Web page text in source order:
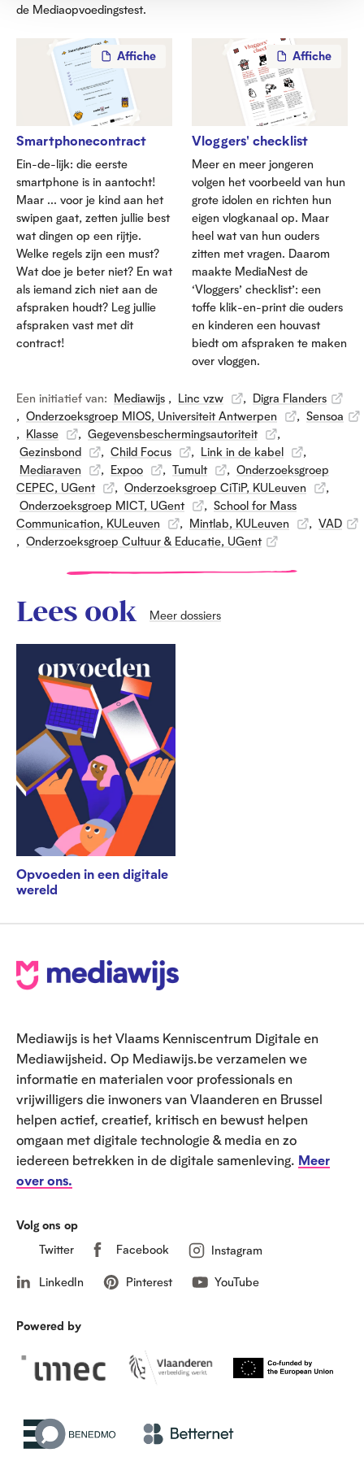
de Mediaopvoedingstest.
Affiche
Smartphonecontract
Ein-de-lijk: die eerste
smartphone is in aantocht!
Maar ... voor je kind aan het
swipen gaat, zetten jullie best
wat dingen op een rijtje.
Welke regels zijn een must?
Wat doe je beter niet? En wat
als iemand zich niet aan de
afspraken houdt? Leg jullie
afspraken vast met dit
contract!
Affiche
Vloggers' checklist
Meer en meer jongeren
volgen het voorbeeld van hun
grote idolen en richten hun
eigen vlogkanaal op. Maar
heel wat van hun ouders
zitten met vragen. Daarom
maakte MediaNest de
‘Vloggers’ checklist’: een
toffe klik-en-print die ouders
en kinderen een houvast
biedt om afspraken te maken
over vloggen.
Een initiatief van: Mediawijs , Linc vzw , Digra Flanders
, Onderzoeksgroep MIOS, Universiteit Antwerpen , Sensoa
, Klasse , Gegevensbeschermingsautoriteit
,
Gezinsbond
, Child Focus , Link in de kabel
,
Mediaraven
, Expoo , Tumult , Onderzoeksgroep
CEPEC, UGent
, Onderzoeksgroep CiTiP, KULeuven
,
Onderzoeksgroep MICT, UGent
, School for Mass
Communication, KULeuven
, Mintlab, KULeuven , VAD
, Onderzoeksgroep Cultuur & Educatie, UGent
Lees ook Meer dossiers
Opvoeden in een digitale
wereld
V
o
e
t
Mediawijs is het Vlaams Kenniscentrum Digitale en
Mediawijsheid. Op Mediawijs.be verzamelen we
informatie en materialen voor professionals en
vrijwilligers die inwoners van Vlaanderen en Brussel
helpen actief, creatief, kritisch en bewust helpen
omgaan met digitale technologie & media en zo
iedereen betrekken in de digitale samenleving. Meer
over ons.
Volg ons op
Twitter
Facebook Instagram
LinkedIn Pinterest YouTube
Powered by